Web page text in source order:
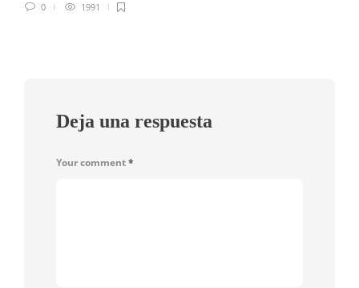
0 1991
Deja una respuesta
Your comment*